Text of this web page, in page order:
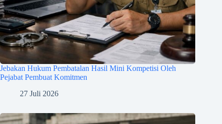
Jebakan Hukum Pembatalan Hasil Mini Kompetisi Oleh
Pejabat Pembuat Komitmen
27 Juli 2026